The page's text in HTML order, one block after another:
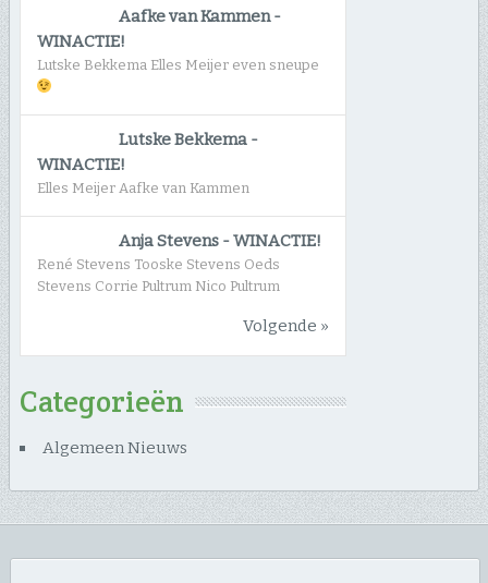
Aafke van Kammen-
WINACTIE!
Lutske Bekkema Elles Meijer even sneupe
Lutske Bekkema -
WINACTIE!
Elles Meijer Aafke van Kammen
Anja Stevens -WINACTIE!
René Stevens Tooske Stevens Oeds
Stevens Corrie Pultrum Nico Pultrum
Volgende »
Categorieën
Algemeen Nieuws